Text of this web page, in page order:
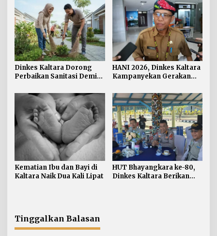
Dinkes Kaltara Dorong
Perbaikan Sanitasi Demi
Sehat
HANI 2026, Dinkes Kaltara
Kampanyekan Gerakan
Kematian Ibu dan Bayi di
Kaltara Naik Dua Kali Lipat
HUT Bhayangkara ke-80,
Dinkes Kaltara Berikan
Tinggalkan Balasan